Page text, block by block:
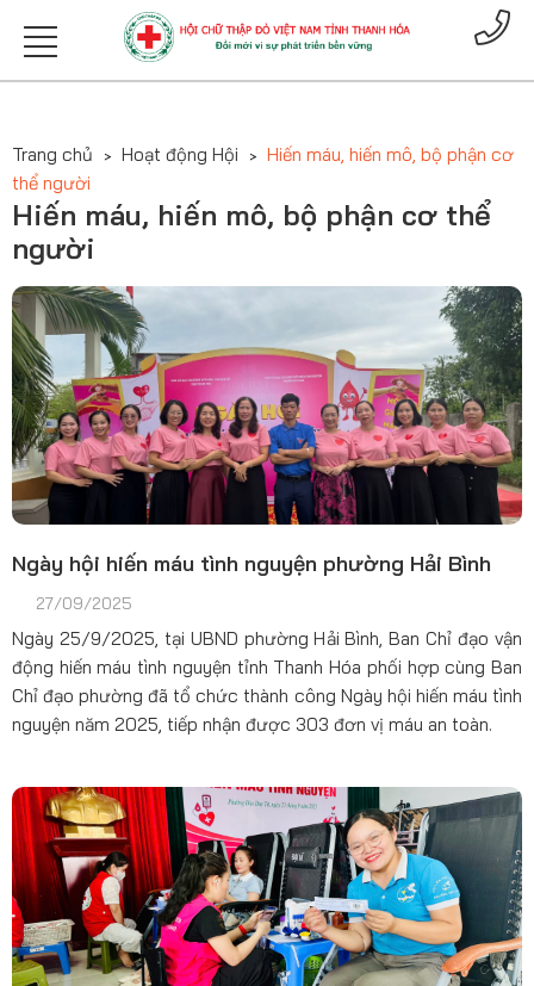
Trang chủ Hoạt động Hội
Hiến máu, hiến mô, bộ phận cơ
thể người
Hiến máu, hiến mô, bộ phận cơ thể
người
Ngày hội hiến máu tình nguyện phường Hải Bình
27/09/2025
Ngày 25/9/2025, tại UBND phường Hải Bình, Ban Chỉ đạo vận
động hiến máu tình nguyện tỉnh Thanh Hóa phối hợp cùng Ban
Chỉ đạo phường đã tổ chức thành công Ngày hội hiến máu tình
nguyện năm 2025, tiếp nhận được 303 đơn vị máu an toàn.